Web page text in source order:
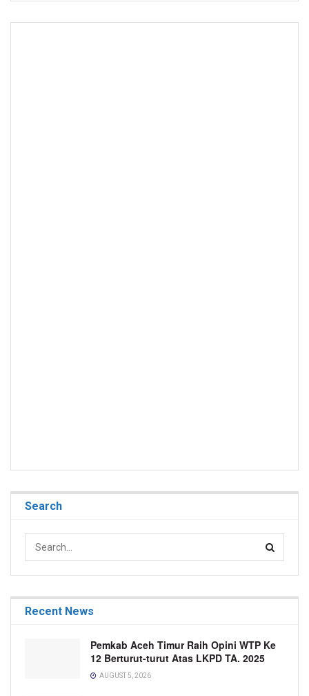
Search
Recent News
Pemkab Aceh Timur Raih Opini WTP Ke
12 Berturut-turut Atas LKPD TA. 2025
AUGUST 5, 2026